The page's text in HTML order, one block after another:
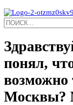
понял,
возможно
Москвы?